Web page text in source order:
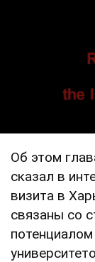
Об этом
сказал в
визита в
связаны со